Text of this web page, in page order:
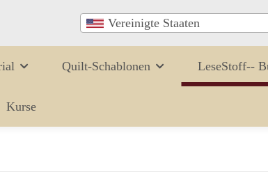
Vereinigte Staaten
Quilt-Schablonen LeseStoff--
Kurse